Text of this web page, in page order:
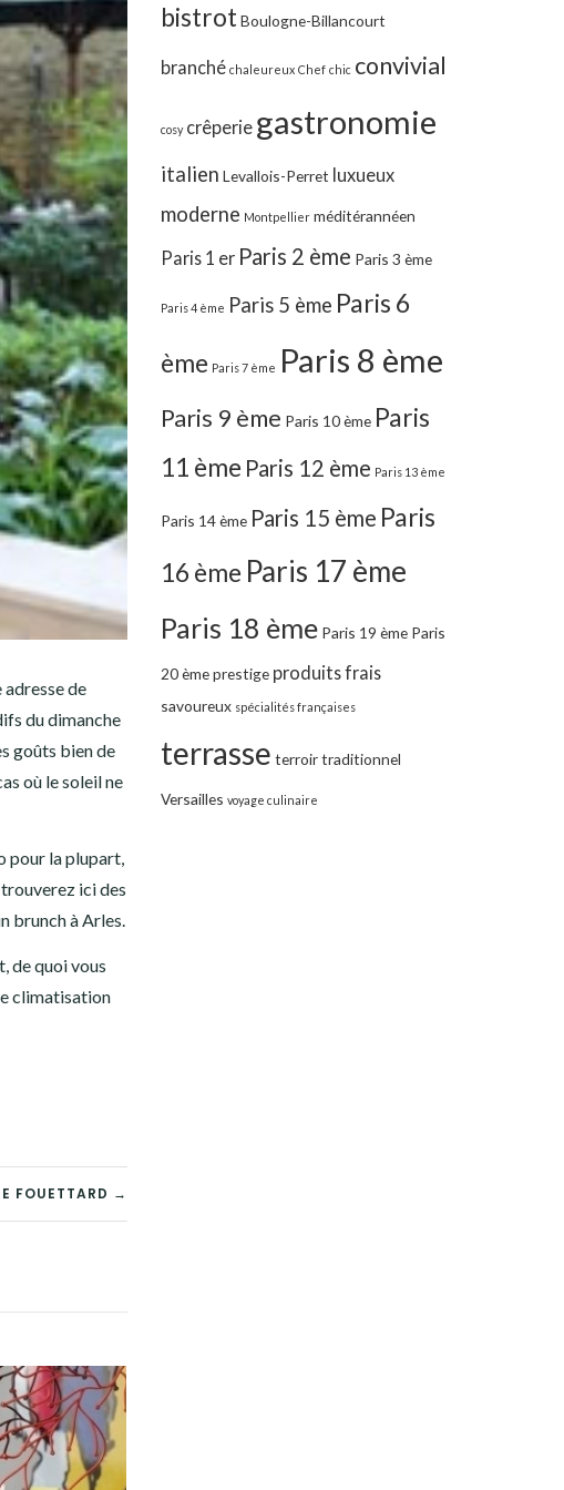
adresse de
du dimanche
goûts bien de
où le soleil ne
pour la plupart,
ici des
brunch à Arles.
de quoi vous
climatisation
FOUETTARD →
bistrot Boulogne-Billancourt
branché chaleureux Chef chic convivial
cosy crêperie gastronomie
italien Levallois-Perret luxueux
moderne Montpellier méditérannéen
Paris 1 er Paris 2 ème Paris 3 ème
Paris 4 ème Paris 5 ème Paris 6
ème Paris 7 ème Paris 8 ème
Paris 9 ème Paris 10 ème Paris
11 ème Paris 12 ème Paris 13 ème
Paris 14 ème Paris 15 ème Paris
16 ème Paris 17 ème
Paris 18 ème Paris 19 ème Paris
20 ème prestige produits frais
savoureux spécialités françaises
terrasse terroir traditionnel
Versailles voyage culinaire